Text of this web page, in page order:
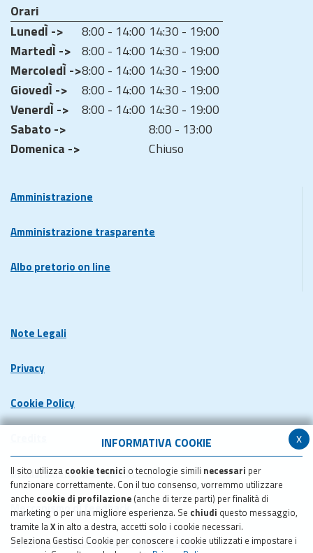
x
INFORMATIVA COOKIE
Il sito utilizza cookie tecnici o tecnologie simili necessari per
funzionare correttamente. Con il tuo consenso, vorremmo utilizzare
anche cookie di profilazione (anche di terze parti) per finalità di
marketing o per una migliore esperienza. Se chiudi questo messaggio,
tramite laX in alto a destra, accetti solo i cookie necessari.
Seleziona Gestisci Cookie per conoscere i cookie utilizzati e impostare i
Orari
LunedÌ ->
8:00 - 14:00 14:30 - 19:00
MartedÌ -> 8:00 - 14:00 14:30 - 19:00
MercoledÌ ->8:00 - 14:00 14:30 - 19:00
GiovedÌ ->
8:00 - 14:00 14:30 - 19:00
VenerdÌ ->
8:00 - 14:00 14:30 - 19:00
Sabato ->
8:00 - 13:00
Domenica ->
Chiuso
Amministrazione
Amministrazione trasparente
Albo pretorio on line
Note Legali
Privacy
Cookie Policy
Dichiarazione di accessibilita'
Meccanismo di feedback
Pubblicazione obiettivi di accessibilita'